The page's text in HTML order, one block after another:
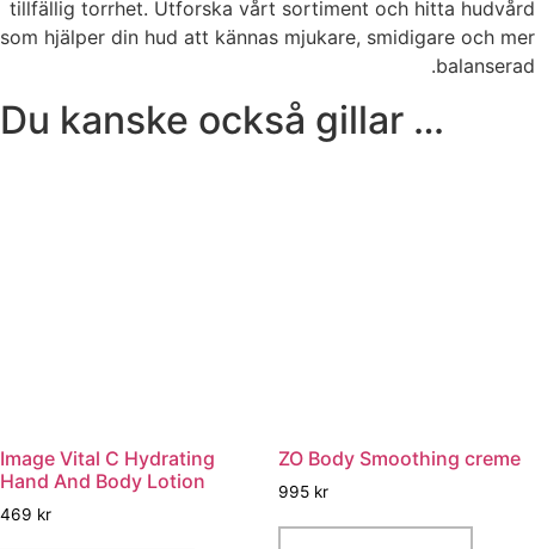
tillfällig torrhet. Utforska vårt sortiment och hitta hudvård
som hjälper din hud att kännas mjukare, smidigare och mer
balanserad.
Du kanske också gillar …
Image Vital C Hydrating
Hand And Body Lotion
469 kr
ZO Body Smoothing creme
995 kr